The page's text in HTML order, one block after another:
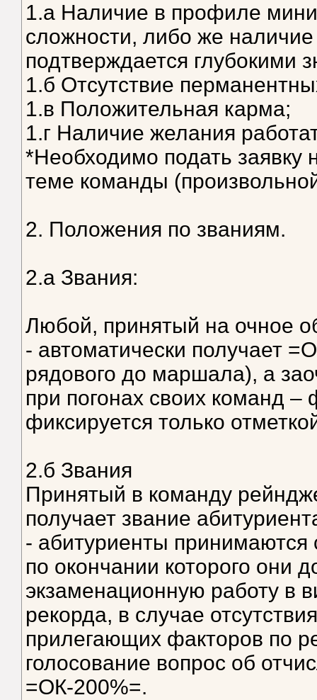
1.а Наличие в профиле
сложности, либо же
подтверждается глубокими
1.б Отсутствие
1.в Положительная карма;
1.г Наличие желания
*Необходимо подать заявку
теме команды
2. Положения по званиям.
2.а Звания:
Любой, принятый на очное
- автоматически получает
рядового до маршала), а
при погонах своих команд –
фиксируется только
2.б Звания
Принятый в команду
получает звание
- абитуриенты
по окончании которого они
экзаменационную работу в
рекорда, в случае
прилегающих факторов по
голосование вопрос об
=ОК-200%=.